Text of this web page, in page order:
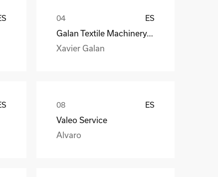
ES
Galan Textile Machinery, S.L.
Xavier Galan
ES
Valeo Service
Alvaro